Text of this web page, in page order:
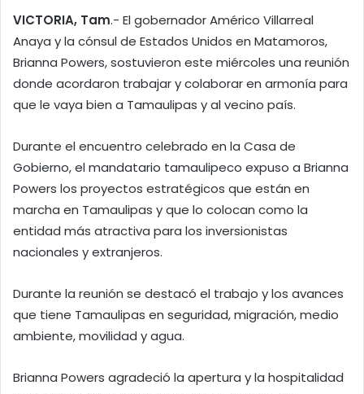
VICTORIA, Tam.- El gobernador Américo Villarreal
Anaya y la cónsul de Estados Unidos en Matamoros,
Brianna Powers, sostuvieron este miércoles una reunión
donde acordaron trabajar y colaborar en armonía para
que le vaya bien a Tamaulipas y al vecino país.
Durante el encuentro celebrado en la Casa de
Gobierno, el mandatario tamaulipeco expuso a Brianna
Powers los proyectos estratégicos que están en
marcha en Tamaulipas y que lo colocan como la
entidad más atractiva para los inversionistas
nacionales y extranjeros.
Durante la reunión se destacó el trabajo y los avances
que tiene Tamaulipas en seguridad, migración, medio
ambiente, movilidad y agua.
Brianna Powers agradeció la apertura y la hospitalidad